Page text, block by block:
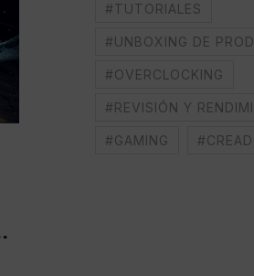
#TUTORIALES
#UNBOXING DE
#OVERCLOCKING
#REVISIÓN Y
#GAMING